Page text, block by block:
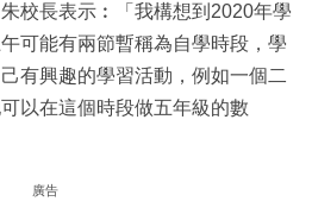
校長表示︰「我構想到2020年學
可能有兩節暫稱為自學時段，學
有興趣的學習活動，例如一個二
以在這個時段做五年級的數
廣告